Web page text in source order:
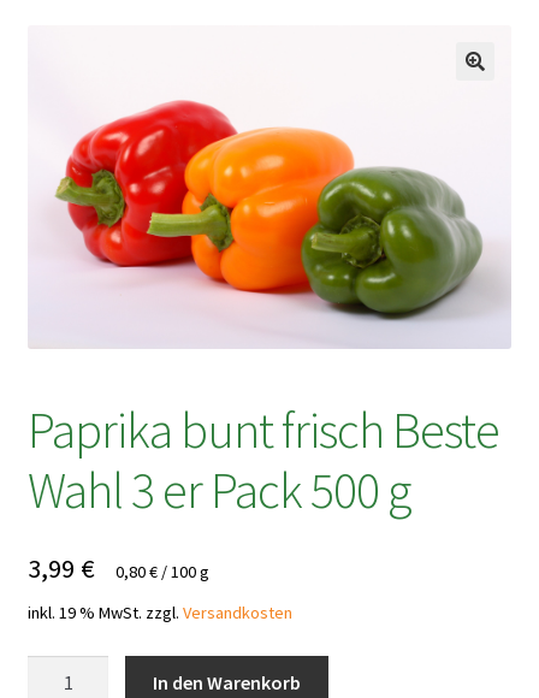
Paprika bunt frisch Beste
Wahl 3 er Pack 500 g
3,99 € 0,80€ /100g
inkl. 19 % MwSt. zzgl. Versandkosten
In den Warenkorb